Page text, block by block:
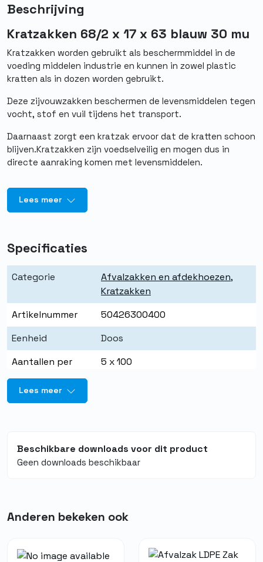
Beschrijving
Kratzakken 68/2 x 17 x 63 blauw 30 mu
Kratzakken worden gebruikt als beschermmiddel in de
voeding middelen industrie en kunnen in zowel plastic
kratten als in dozen worden gebruikt.
Deze zijvouwzakken beschermen de levensmiddelen tegen
vocht, stof en vuil tijdens het transport.
Daarnaast zorgt een kratzak ervoor dat de kratten schoon
blijven.Kratzakken zijn voedselveilig en mogen dus in
directe aanraking komen met levensmiddelen.
Lees meer
Specificaties
Categorie Afvalzakken en afdekhoezen,
Kratzakken
Artikelnummer
50426300400
Eenheid
Doos
Aantallen per
eenheid
5 x 100
Lees meer
Beschikbare downloads voor dit product
Geen downloads beschikbaar
Anderen bekeken ook